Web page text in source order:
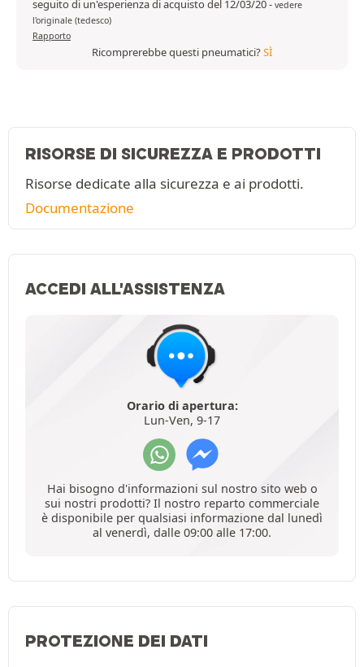
seguito di un'esperienza di acquisto del 12/03/20- vedere
l'originale (tedesco)
Rapporto
Ricomprerebbe questi pneumatici?SÌ
RISORSE DI SICUREZZA E PRODOTTI
Risorse dedicate alla sicurezza e ai prodotti.
Documentazione
ACCEDI ALL'ASSISTENZA
Orario di apertura:
Lun-Ven, 9-17
Hai bisogno d'informazioni sul nostro sito web o
sui nostri prodotti? Il nostro reparto commerciale
è disponibile per qualsiasi informazione dal lunedì
al venerdì, dalle 09:00 alle 17:00.
PROTEZIONE DEI DATI